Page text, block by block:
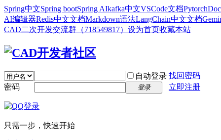
Spring中文Spring bootSpring AIkafka中文VSCode文档Pytorch
AI编辑器Redis中文文档Markdown语法LangChain中文文档
CAD二次开发交流群（718549817） 设为首页收藏本站
自动登录 找回密码
密码
登录 立即注册
只需一步，快速开始